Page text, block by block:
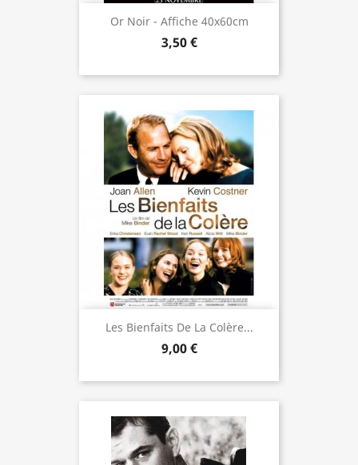
Or Noir - Affiche 40x60cm
3,50 €
Les Bienfaits De La Colère...
9,00 €